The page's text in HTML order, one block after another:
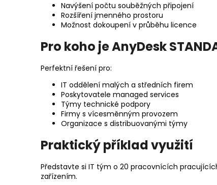
Navýšení počtu souběžných připojení
Rozšíření jmenného prostoru
Možnost dokoupení v průběhu licence
Pro koho je AnyDesk
Perfektní řešení pro:
IT oddělení malých a středních firem
Poskytovatele managed services
Týmy technické podpory
Firmy s vícesměnným provozem
Organizace s distribuovanými týmy
Praktický příklad využití
Představte si IT tým o 20 pracovnících
zařízením.